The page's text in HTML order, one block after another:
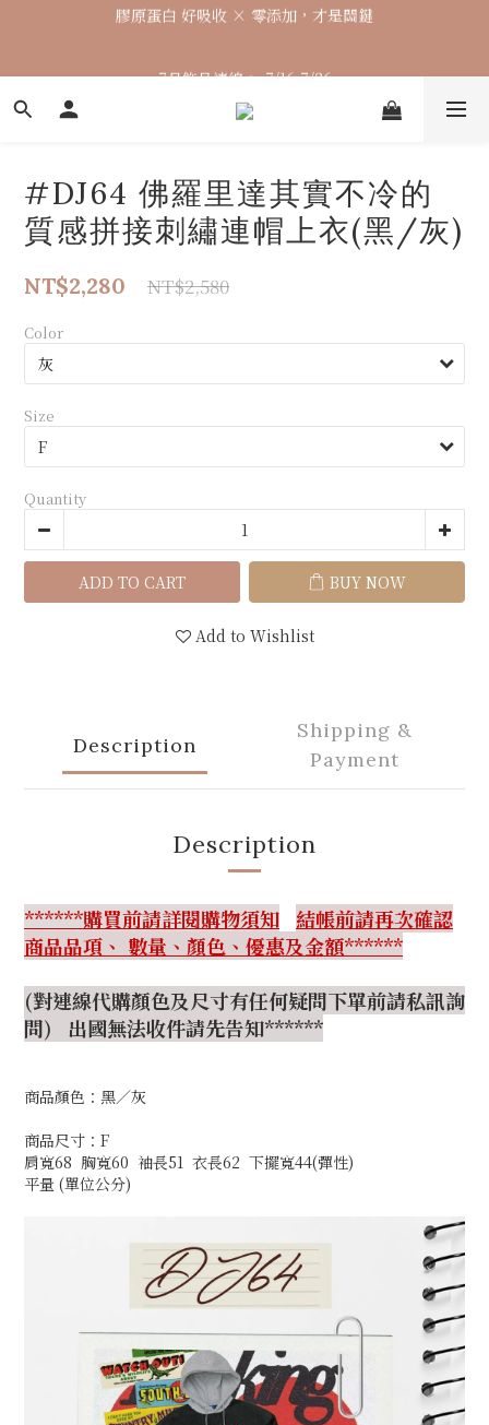
🌈七月涼感韓貨新品連線 已收單🌈 全力追加出貨中
#DJ64 佛羅里達其實不冷的
質感拼接刺繡連帽上衣(黑/灰)
NT$2,280 NT$2,580
Color
Size
Quantity
ADD TO CART BUY NOW
Add to Wishlist
Description
Shipping &
Payment
Description
******購買前請詳閱購物須知
結帳前請再次確認
商品品項、 數量、顏色、優惠及金額******
(對連線代購顏色及尺寸有任何疑問下單前請私訊詢
問) 出國無法收件請先告知******
商品顏色：黑／灰
商品尺寸：F
肩寬68 胸寬60 袖長51 衣長62 下擺寬44(彈性)
平量 (單位公分)